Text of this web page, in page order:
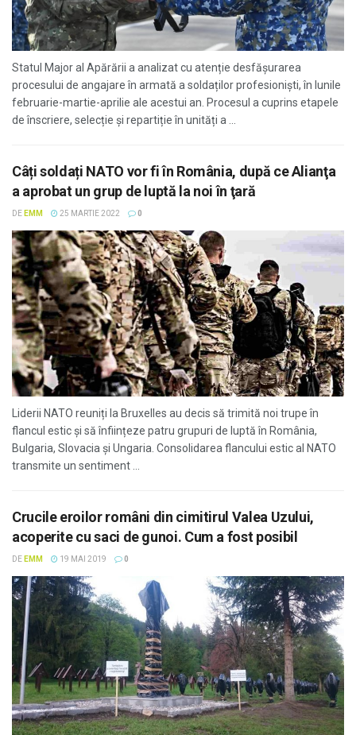
Statul Major al Apărării a analizat cu atenție desfășurarea
procesului de angajare în armată a soldaților profesioniști, în lunile
februarie-martie-aprilie ale acestui an. Procesul a cuprins etapele
de înscriere, selecție și repartiție în unități a ...
Câți soldați NATO vor fi în România, după ce Alianţa
a aprobat un grup de luptă la noi în ţară
DE EMM 25 MARTIE 2022 0
Liderii NATO reuniți la Bruxelles au decis să trimită noi trupe în
flancul estic și să înființeze patru grupuri de luptă în România,
Bulgaria, Slovacia și Ungaria. Consolidarea flancului estic al NATO
transmite un sentiment ...
Crucile eroilor români din cimitirul Valea Uzului,
acoperite cu saci de gunoi. Cum a fost posibil
DE EMM 19 MAI 2019 0